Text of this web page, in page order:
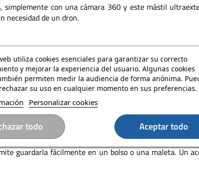
utiliza cookies esenciales para garantizar su correcto
y mejorar la experiencia del usuario. Algunas cookies
permiten medir la audiencia de forma anónima.
su uso en cualquier momento en sus preferencias.
Personalizar cookies
todo Aceptar todo
simplemente con una cámara 360 y este mástil
necesidad de un dron.
permite capturar planos inéditos, perfectos para
con un peso de solo 365 g. Su revestimiento
guardarla fácilmente en un bolso o una maleta. Un